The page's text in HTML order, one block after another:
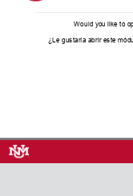
Would you like to
¿Le gustaría abrir este